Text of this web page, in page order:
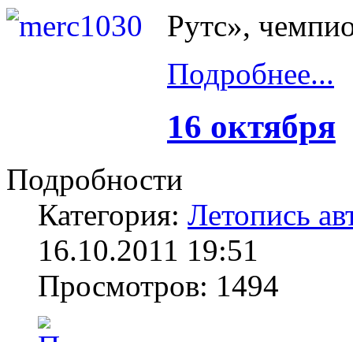
Рутс»,
Подробнее...
16 октября
Подробности
Категория: Летопись
16.10.2011 19:51
Просмотров: 1494